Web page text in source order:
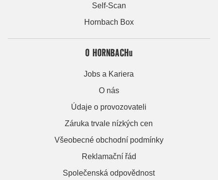
Self-Scan
Hornbach Box
O HORNBACHu
Jobs a Kariera
O nás
Údaje o provozovateli
Záruka trvale nízkých cen
Všeobecné obchodní podmínky
Reklamační řád
Společenská odpovědnost